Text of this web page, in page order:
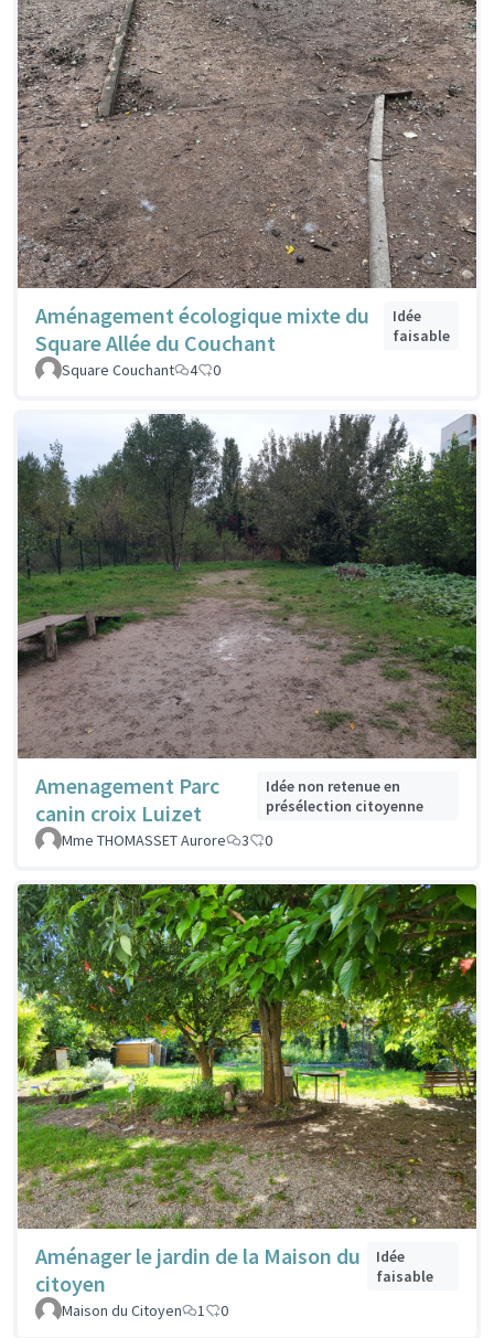
Aménagement écologique mixte du
Square Allée du Couchant
Idée
faisable
Square Couchant
4 0
Amenagement Parc
canin croix Luizet
Idée non retenue en
présélection citoyenne
Mme THOMASSET Aurore
3 0
Aménager le jardin de la Maison du
citoyen
Idée
faisable
Maison du Citoyen
1 0